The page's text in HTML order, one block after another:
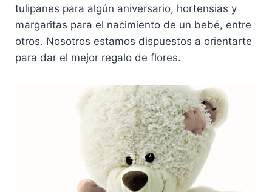
tulipanes para algún aniversario, hortensias y
margaritas para el nacimiento de un bebé, entre
otros. Nosotros estamos dispuestos a orientarte
para dar el mejor regalo de flores.